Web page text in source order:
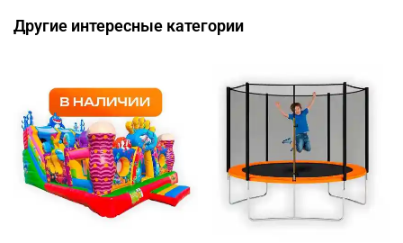
Другие интересные категории